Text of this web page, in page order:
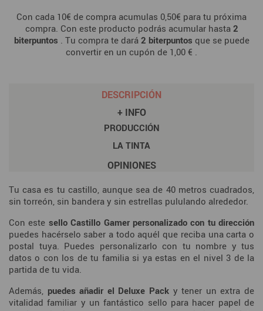
Con cada 10€ de compra acumulas 0,50€ para tu próxima
compra. Con este producto podrás acumular hasta 2
biterpuntos . Tu compra te dará 2 biterpuntos que se puede
convertir en un cupón de 1,00 €
DESCRIPCIÓN
+ INFO
PRODUCCIÓN
LA TINTA
OPINIONES
Tu casa es tu castillo, aunque sea de 40 metros cuadrados,
sin torreón, sin bandera y sin estrellas pululando alrededor.
Con este sello Castillo Gamer personalizado con tu dirección
puedes hacérselo saber a todo aquél que reciba una carta o
postal tuya. Puedes personalizarlo con tu nombre y tus
datos o con los de tu familia si ya estas en el nivel 3 de la
partida de tu vida.
Además, puedes añadir el Deluxe Pack y tener un extra de
vitalidad familiar y un fantástico sello para hacer papel de